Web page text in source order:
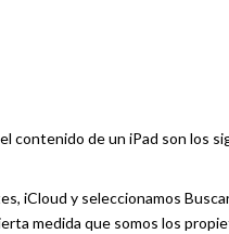
contenido de un iPad son los
iCloud y seleccionamos
medida que somos los